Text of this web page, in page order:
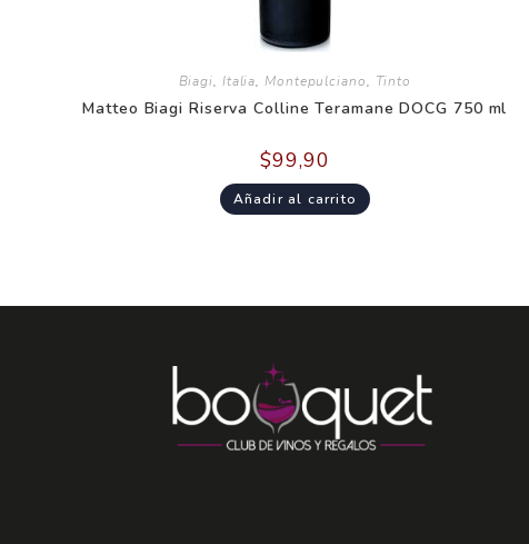
Biagi, Italia, Montepulciano, Tinto
Matteo Biagi Riserva Colline Teramane DOCG 750 ml
$99,90
Añadir al carrito